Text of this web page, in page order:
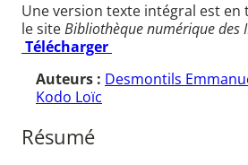
Une version texte intégral est
le siteBibliothèque numérique des
Télécharger
Auteurs : Desmontils
Kodo Loïc
Résumé